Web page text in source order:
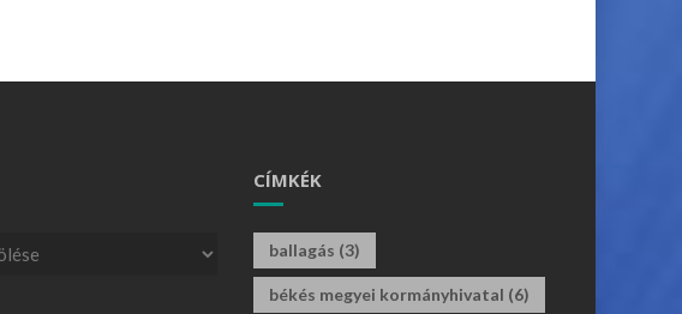
CÍMKÉK
ballagás (3)
békés megyei kormányhivatal (6)